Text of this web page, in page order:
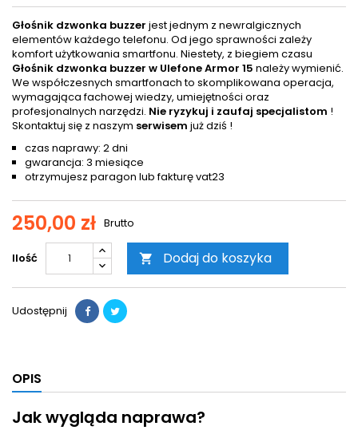
Głośnik dzwonka buzzer jest jednym z newralgicznych
elementów każdego telefonu. Od jego sprawności zależy
komfort użytkowania smartfonu. Niestety, z biegiem czasu
Głośnik dzwonka buzzer w Ulefone Armor 15 należy wymienić.
We współczesnych smartfonach to skomplikowana operacja,
wymagająca fachowej wiedzy, umiejętności oraz
profesjonalnych narzędzi. Nie ryzykuj i zaufaj specjalistom !
Skontaktuj się z naszym serwisem już dziś !
czas naprawy: 2 dni
gwarancja: 3 miesiące
otrzymujesz paragon lub fakturę vat23
250,00 zł Brutto
Ilość  Dodaj do koszyka
Udostępnij
OPIS
Jak wygląda naprawa?